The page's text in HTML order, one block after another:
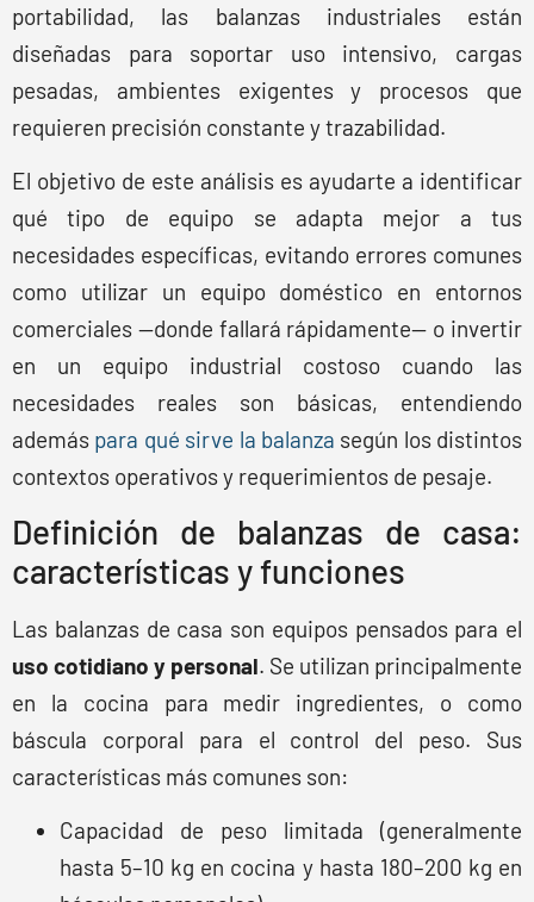
portabilidad, las balanzas industriales están
diseñadas para soportar uso intensivo, cargas
pesadas, ambientes exigentes y procesos que
requieren precisión constante y trazabilidad.
El objetivo de este análisis es ayudarte a identificar
qué tipo de equipo se adapta mejor a tus
necesidades específicas, evitando errores comunes
como utilizar un equipo doméstico en entornos
comerciales —donde fallará rápidamente— o invertir
en un equipo industrial costoso cuando las
necesidades reales son básicas, entendiendo
además para qué sirve la balanza según los distintos
contextos operativos y requerimientos de pesaje.
Definición de balanzas de casa:
características y funciones
Las balanzas de casa son equipos pensados para el
uso cotidiano y personal. Se utilizan principalmente
en la cocina para medir ingredientes, o como
báscula corporal para el control del peso. Sus
características más comunes son:
Capacidad de peso limitada (generalmente
hasta 5–10 kg en cocina y hasta 180–200 kg en